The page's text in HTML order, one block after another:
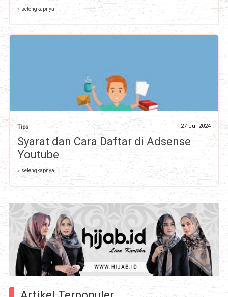
» selengkapnya
Tips 27 Jul 2024
Syarat dan Cara Daftar di Adsense
Youtube
» selengkapnya